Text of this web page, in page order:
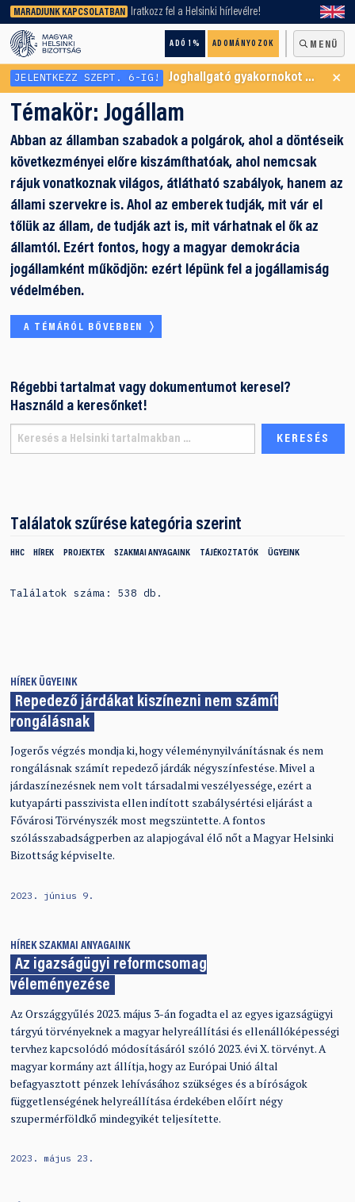
MARADJUNK KAPCSOLATBAN Iratkozz fel a Helsinki hírlevélre!
ADÓ 1% ADOMÁNYOZOK MENÜ
keresőnket!
JELENTKEZZ SZEPT. 6-IG! Joghallgató gyakornokot keresünk Menekültügyi Programunkba ×
Témakör:Jogállam
Abban az államban szabadok a polgárok, ahol a döntéseik
következményei előre kiszámíthatóak, ahol nemcsak
rájuk vonatkoznak világos, átlátható szabályok, hanem az
állami szervekre is. Ahol az emberek tudják, mit vár el
tőlük az állam, de tudják azt is, mit várhatnak el ők az
államtól. Ezért fontos, hogy a magyar demokrácia
jogállamként működjön: ezért lépünk fel a jogállamiság
védelmében.
A TÉMÁRÓL BŐVEBBEN
Régebbi tartalmat vagy dokumentumot keresel?
Használd a keresőnket!
Találatok szűrése kategória szerint
HHC HÍREK PROJEKTEK SZAKMAI ANYAGAINK TÁJÉKOZTATÓK ÜGYEINK
Találatok száma: 538 db.
HÍREK ÜGYEINK
Repedező járdákat kiszínezni nem számít
rongálásnak
Jogerős végzés mondja ki, hogy véleménynyilvánításnak és nem
rongálásnak számít repedező járdák négyszínfestése. Mivel a
járdaszínezésnek nem volt társadalmi veszélyessége, ezért a
kutyapárti passzivista ellen indított szabálysértési eljárást a
Fővárosi Törvényszék most megszüntette. A fontos
szólásszabadságperben az alapjogával élő nőt a Magyar Helsinki
Bizottság képviselte.
2023. június 9.
HÍREK SZAKMAI ANYAGAINK
Az igazságügyi reformcsomag
véleményezése
Az Országgyűlés 2023. május 3-án fogadta el az egyes igazságügyi
tárgyú törvényeknek a magyar helyreállítási és ellenállóképességi
tervhez kapcsolódó módosításáról szóló 2023. évi X. törvényt. A
magyar kormány azt állítja, hogy az Európai Unió által
befagyasztott pénzek lehívásához szükséges és a bíróságok
függetlenségének helyreállítása érdekében előírt négy
szupermérföldkő mindegyikét teljesítette.
2023. május 23.